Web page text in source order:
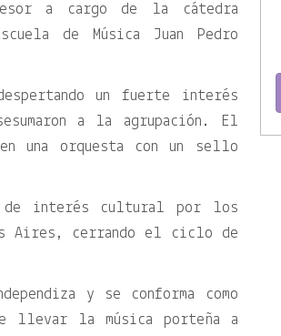
a cargo de la cátedra
de Música Juan Pedro
un fuerte interés
a la agrupación. El
una orquesta con un sello
de interés cultural por los
Aires, cerrando el ciclo de
y se conforma como
llevar la música porteña a